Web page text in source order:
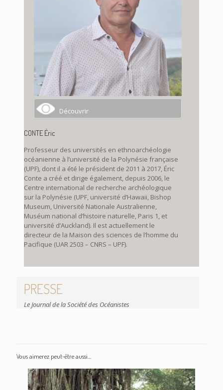
Découvrir
CONTE Éric
Professeur des universités en ethnoarchéologie
océanienne à l’université de la Polynésie française
(UPF), dont il a été le président de 2011 à 2017, Éric
Conte a créé et dirige également, depuis 2006, le
Centre international de recherche archéologique
sur la Polynésie (UPF, université d’Hawaii, Bishop
Museum, Université Nationale Australienne,
Muséum national d’histoire naturelle, Paris 1, et
université d’Auckland). Il est actuellement le
directeur de la Maison des sciences de l’homme du
Pacifique (UAR 2503 – CNRS – UPF).
PRESSE
Le Journal de la Société des Océanistes
Vous aimerez peut-être aussi…